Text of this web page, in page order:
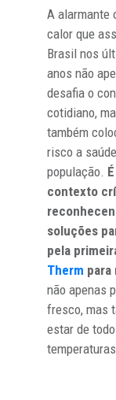
A alarmante
calor que
Brasil nos
anos não
desafia o
cotidiano,
também
risco a
população.
contexto
soluções
pela
Therm para
não apenas
fresco, mas
estar de
temperaturas.